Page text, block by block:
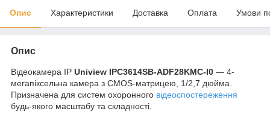
Опис Характеристики Доставка Оплата Умови
Опис
Відеокамера IP Uniview IPC3614SB-ADF28KMC-I0 — 4-
мегапіксельна камера з CMOS-матрицею, 1/2,7 дюйма.
Призначена для систем охоронного відеоспостереження
будь-якого масштабу та складності.